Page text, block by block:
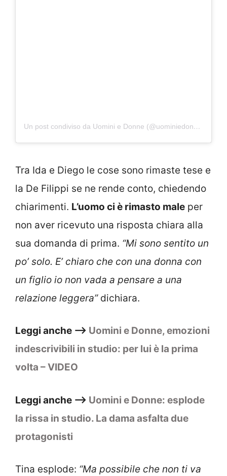
Un post condiviso da Uomini e Donne (@uominiedonne)
Tra Ida e Diego le cose sono rimaste tese e
la De Filippi se ne rende conto, chiedendo
chiarimenti. L’uomo ci è rimasto male per
non aver ricevuto una risposta chiara alla
sua domanda di prima. “Mi sono sentito un
po’ solo. E’ chiaro che con una donna con
un figlio io non vada a pensare a una
relazione leggera”dichiara.
Leggi anche –> Uomini e Donne, emozioni
indescrivibili in studio: per lui è la prima
volta – VIDEO
Leggi anche –> Uomini e Donne: esplode
la rissa in studio. La dama asfalta due
protagonisti
Tina esplode: “Ma possibile che non ti va